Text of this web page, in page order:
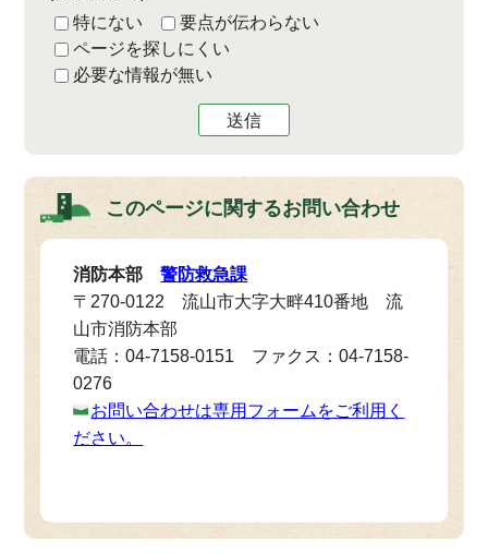
特にない
要点が伝わらない
ページを探しにくい
必要な情報が無い
送信
このページに関するお問い合わせ
消防本部警防救急課
〒270-0122 流山市大字大畔410番地 流
山市消防本部
電話：04-7158-0151 ファクス：04-7158-
0276
お問い合わせは専用フォームをご利用く
ださい。